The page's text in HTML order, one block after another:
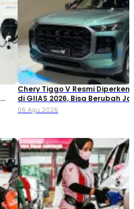
Chery Tiggo V Resmi
di GIIAS 2026, Bisa Berubah
Double Cabin
06 Agu 2026